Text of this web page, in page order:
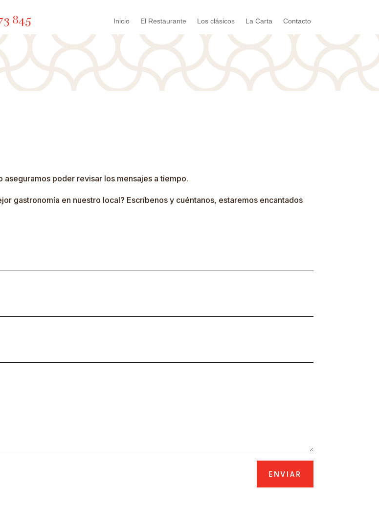
845 Inicio El Restaurante Los clásicos La Carta Contacto
poder revisar los mensajes a tiempo.
gastronomía en nuestro local? Escríbenos y cuéntanos, estaremos encantados
ENVIAR